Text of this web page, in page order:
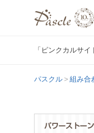
「ピンクカルサ
パスクル 組み合